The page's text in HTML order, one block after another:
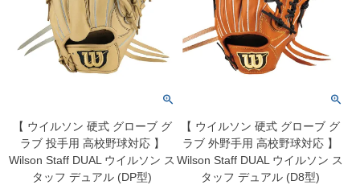
【 ウイルソン 硬式 グローブ グ
ラブ 投手用 高校野球対応 】
Wilson Staff DUAL ウイルソン ス
タッフ デュアル (DP型)
【 ウイルソン 硬式 グローブ グ
ラブ 外野手用 高校野球対応 】
Wilson Staff DUAL ウイルソン ス
タッフ デュアル (D8型)